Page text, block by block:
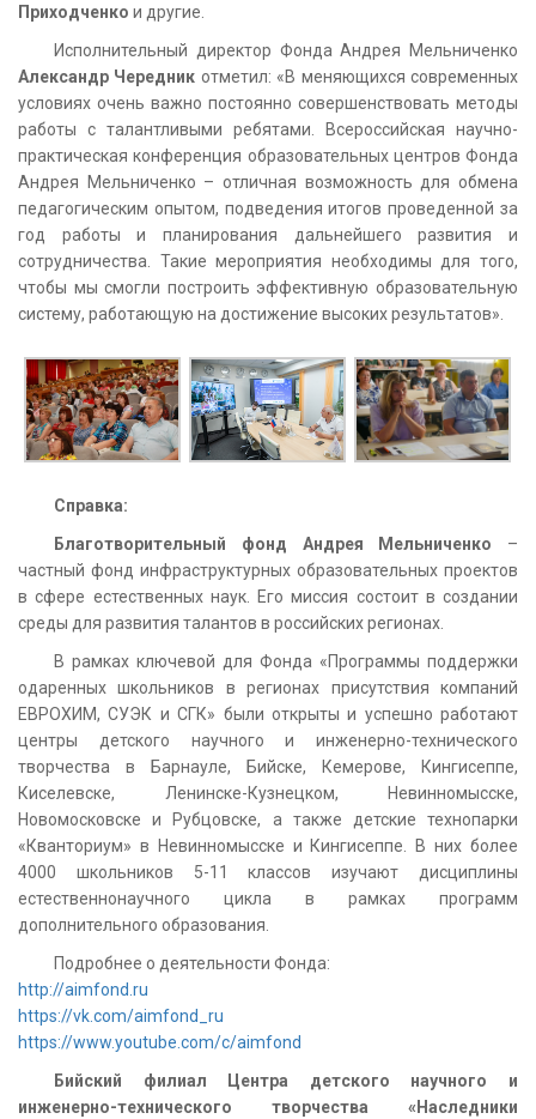
Приходченко и другие.
Исполнительный директор Фонда Андрея Мельниченко
Александр Чередник отметил: «В меняющихся современных
условиях очень важно постоянно совершенствовать методы
работы с талантливыми ребятами. Всероссийская научно-
практическая конференция образовательных центров Фонда
Андрея Мельниченко – отличная возможность для обмена
педагогическим опытом, подведения итогов проведенной за
год работы и планирования дальнейшего развития и
сотрудничества. Такие мероприятия необходимы для того,
чтобы мы смогли построить эффективную образовательную
систему, работающую на достижение высоких результатов».
Справка:
Благотворительный фонд Андрея Мельниченко –
частный фонд инфраструктурных образовательных проектов
в сфере естественных наук. Его миссия состоит в создании
среды для развития талантов в российских регионах.
В рамках ключевой для Фонда «Программы поддержки
одаренных школьников в регионах присутствия компаний
ЕВРОХИМ, СУЭК и СГК» были открыты и успешно работают
центры детского научного и инженерно-технического
творчества в Барнауле, Бийске, Кемерове, Кингисеппе,
Киселевске, Ленинске-Кузнецком, Невинномысске,
Новомосковске и Рубцовске, а также детские технопарки
«Кванториум» в Невинномысске и Кингисеппе. В них более
4000 школьников 5-11 классов изучают дисциплины
естественнонаучного цикла в рамках программ
дополнительного образования.
Подробнее о деятельности Фонда:
http://aimfond.ru
https://vk.com/aimfond_ru
https://www.youtube.com/c/aimfond
Бийский филиал Центра детского научного и
инженерно-технического творчества «Наследники